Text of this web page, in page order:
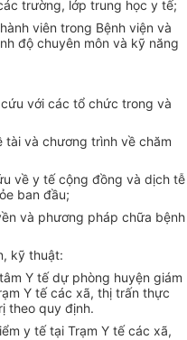
trường, lớp trung học y tế;
viên trong Bệnh viện và
độ chuyên môn và kỹ năng
với các tổ chức trong và
và chương trình về chăm
về y tế cộng đồng và dịch tễ
ban đầu;
và phương pháp chữa bệnh
kỹ thuật:
Y tế dự phòng huyện giám
Y tế các xã, thị trấn thực
theo quy định.
y tế tại Trạm Y tế các xã,